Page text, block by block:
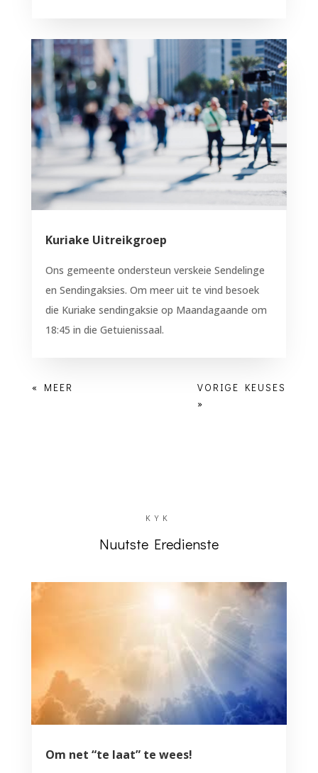
Kuriake Uitreikgroep
Ons gemeente ondersteun verskeie Sendelinge
en Sendingaksies. Om meer uit te vind besoek
die Kuriake sendingaksie op Maandagaande om
18:45 in die Getuienissaal.
KYK
Nuutste Eredienste
Om net “te laat” te wees!